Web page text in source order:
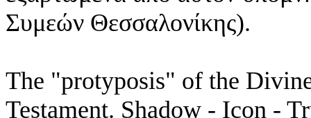
Συμεών Θεσσαλονίκης).
The "protyposis" of the
Testament. Shadow - Icon -